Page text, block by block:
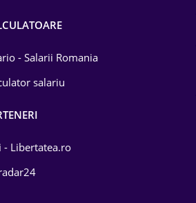
- Salarii Romania
salariu
- Libertatea.ro